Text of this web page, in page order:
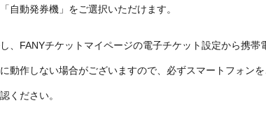
動発券機」をご選択いただけます。
、FANYチケットマイページの電子チケット設定から携帯
動作しない場合がございますので、必ずスマートフォン
ください。